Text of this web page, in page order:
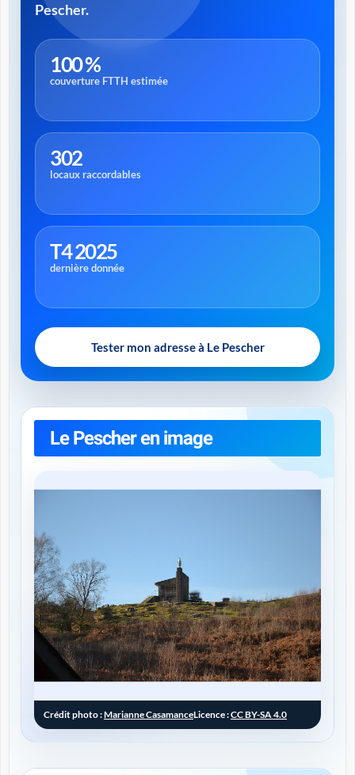
Pescher.
100 %
couverture FTTH estimée
302
locaux raccordables
T4 2025
dernière donnée
Tester mon adresse à Le Pescher
Le Pescher en image
Crédit photo :Marianne CasamanceLicence :CC BY-SA 4.0